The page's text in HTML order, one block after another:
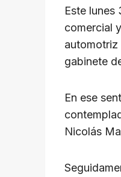
p o
k
Este
comercial
automotriz
gabinete
En ese
Nicolás